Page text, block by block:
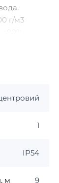
г/м3
+ 2 ℃ … +
+ 5 ℃ … +
9 м.
1
IP54
м 9